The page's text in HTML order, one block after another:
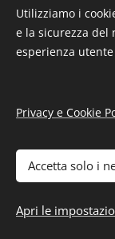
tuoi dati
prima dal
ottenere
COMPILA
Utilizziamo i
e la sicurezza
esperienza
Privacy e Cookie
Accetta solo i
Apri le